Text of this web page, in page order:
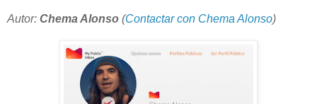
Autor: Chema Alonso (Contactar con Chema Alonso)